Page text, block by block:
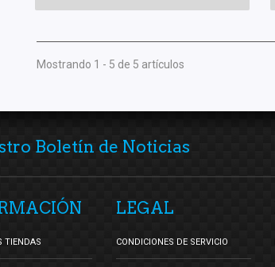
Mostrando 1 - 5 de 5 artículos
Boletín de Noticias
TIENDAS
LEGAL
CONDICIONES DE SERVICIO